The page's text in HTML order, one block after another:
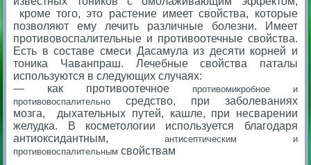
кроме того, это растение имеет свойства, которые
позволяют ему лечить различные болезни. Имеет
противовоспалительные и противоотечные свойства.
Есть в составе смеси Дасамула из десяти корней и
тоника Чаванпраш. Лечебные свойства паталы
используются в следующих случаях:
— как противоотечное
противомикробное и
противовоспалительносредство, при заболеваниях
мозга, дыхательных путей, кашле, при несварении
желудка.
В косметологии используется благодаря
антиоксидантным, антисептическим и
противовоспалительным свойствам